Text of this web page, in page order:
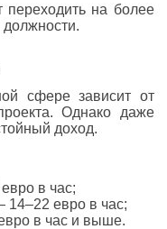
переходить на более
сфере зависит от
Однако даже
доход.
в час;
евро в час;
в час и выше.